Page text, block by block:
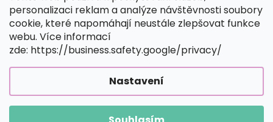
personalizaci reklam a analýze návštěvnosti soubory
cookie, které napomáhají neustále zlepšovat funkce
webu. Více informací
zde: https://business.safety.google/privacy/
Nastavení
SPOLEHLIVÉ MOŽNOSTI DOPRAVY
BEZPEČNÉ MOŽNOSTI PLATBY
Vymalujsisam.cz. Všechna práva vyhrazena.